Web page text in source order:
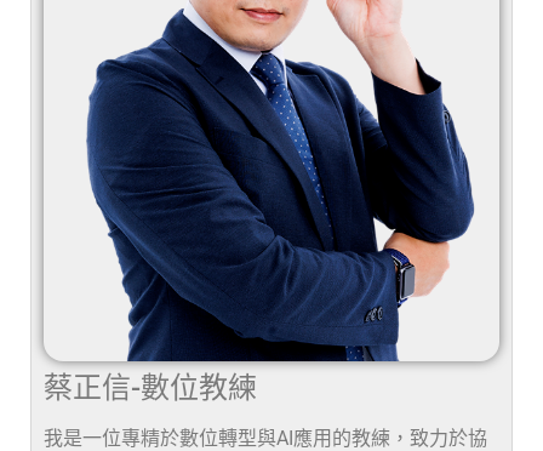
蔡正信-數位教練
我是一位專精於數位轉型與AI應用的教練，致力於協